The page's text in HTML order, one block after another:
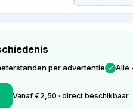
per advertentie Alle
Vanaf €2,50 · direct beschikbaar